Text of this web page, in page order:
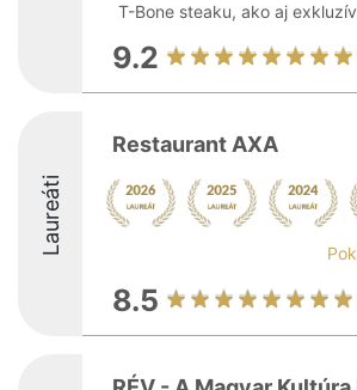
T-Bone steaku, ako aj
9.2
Laureáti
Restaurant AXA
8.5